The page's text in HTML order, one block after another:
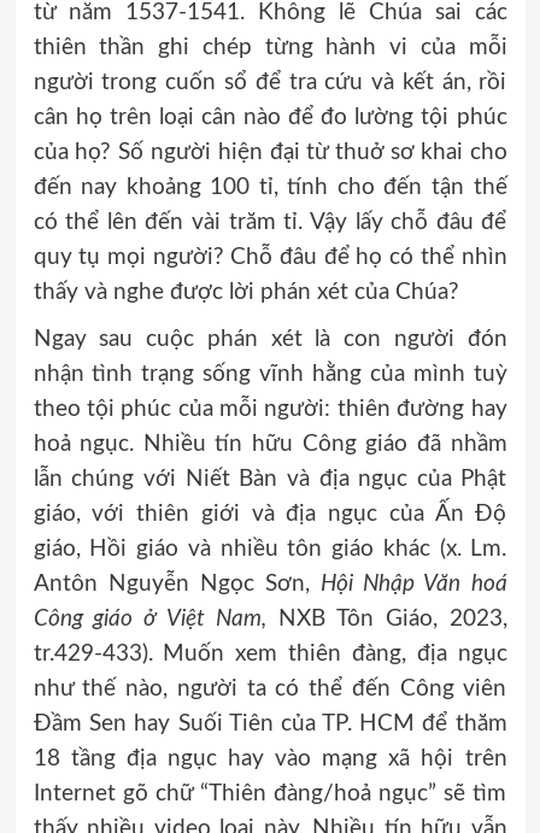
từ năm 1537-1541. Không lẽ Chúa sai các
thiên thần ghi chép từng hành vi của mỗi
người trong cuốn sổ để tra cứu và kết án, rồi
cân họ trên loại cân nào để đo lường tội phúc
của họ? Số người hiện đại từ thuở sơ khai cho
đến nay khoảng 100 tỉ, tính cho đến tận thế
có thể lên đến vài trăm tỉ. Vậy lấy chỗ đâu để
quy tụ mọi người? Chỗ đâu để họ có thể nhìn
thấy và nghe được lời phán xét của Chúa?
Ngay sau cuộc phán xét là con người đón
nhận tình trạng sống vĩnh hằng của mình tuỳ
theo tội phúc của mỗi người: thiên đường hay
hoả ngục. Nhiều tín hữu Công giáo đã nhầm
lẫn chúng với Niết Bàn và địa ngục của Phật
giáo, với thiên giới và địa ngục của Ấn Độ
giáo, Hồi giáo và nhiều tôn giáo khác (x. Lm.
Antôn Nguyễn Ngọc Sơn, Hội Nhập Văn hoá
Công giáo ở Việt Nam, NXB Tôn Giáo, 2023,
tr.429-433). Muốn xem thiên đàng, địa ngục
như thế nào, người ta có thể đến Công viên
Đầm Sen hay Suối Tiên của TP. HCM để thăm
18 tầng địa ngục hay vào mạng xã hội trên
Internet gõ chữ “Thiên đàng/hoả ngục” sẽ tìm